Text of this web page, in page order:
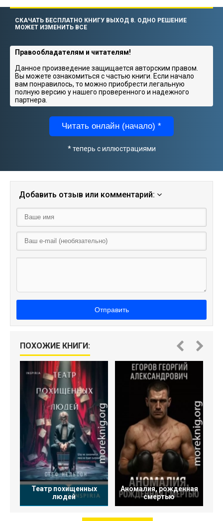
СКАЧАТЬ БЕСПЛАТНО КНИГУ ВЫХОД 8. ОДНО РЕШЕНИЕ
МОЖЕТ ИЗМЕНИТЬ ВСЕ
Правообладателям и читателям!
Данное произведение защищается авторским правом.
Вы можете ознакомиться с частью книги. Если начало
вам понравилось, то можно приобрести легальную
полную версию у нашего проверенного и надежного
партнера.
Читать онлайн (начало) *
* теперь с иллюстрациями
Добавить отзыв или комментарий:
Отправить
ПОХОЖИЕ КНИГИ:
Театр похищенных
людей
Аномалия, рожденная
смертью